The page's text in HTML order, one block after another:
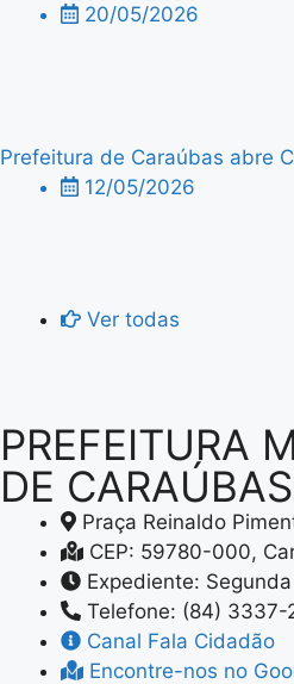
20/05/2026
Prefeitura de Caraúbas abre
12/05/2026
Ver todas
PREFEITURA
DE
Praça Reinaldo
CEP: 59780-000,
Expediente:
Telefone: (84) 3337-
Canal Fala Cidadão
Encontre-nos no